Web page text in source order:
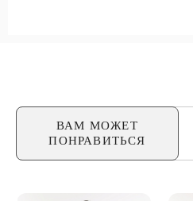
ВАМ МОЖЕТ
ПОНРАВИТЬСЯ